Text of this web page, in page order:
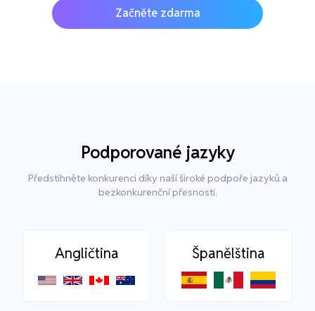
Začněte zdarma
Podporované jazyky
Předstihněte konkurenci díky naší široké podpoře jazyků a
bezkonkurenční přesnosti.
Angličtina Španělština